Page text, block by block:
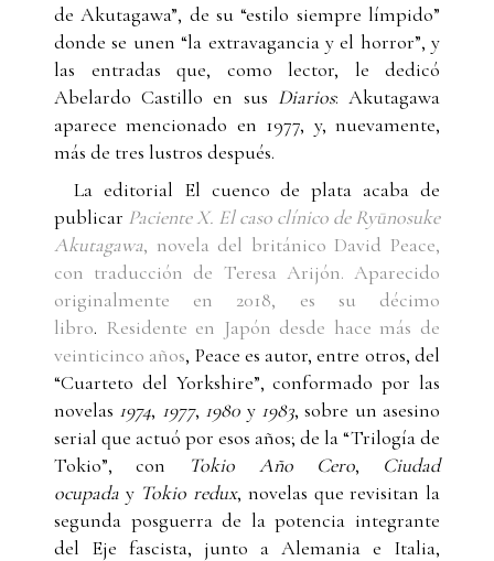
de Akutagawa”, de su “estilo siempre límpido”
donde se unen “la extravagancia y el horror”, y
las entradas que, como lector, le dedicó
Abelardo Castillo en sus Diarios: Akutagawa
aparece mencionado en 1977, y, nuevamente,
más de tres lustros después.
La editorial El cuenco de plata acaba de
publicar Paciente X. El caso clínico de Ryūnosuke
Akutagawa, novela del británico David Peace,
con traducción de Teresa Arijón. Aparecido
originalmente en 2018, es su décimo
libro. Residente en Japón desde hace más de
veinticinco años, Peace es autor, entre otros, del
“Cuarteto del Yorkshire”, conformado por las
novelas 1974, 1977, 1980 y 1983, sobre un asesino
serial que actuó por esos años; de la “Trilogía de
Tokio”, con
Tokio Año Cero, Ciudad
ocupada y Tokio redux, novelas que revisitan la
segunda posguerra de la potencia integrante
del Eje fascista, junto a Alemania e Italia,